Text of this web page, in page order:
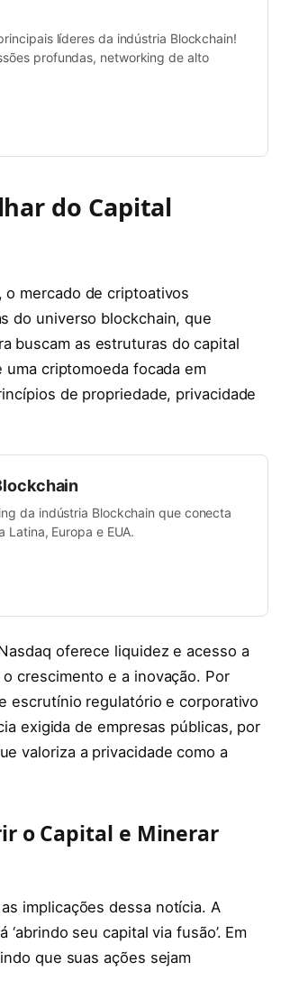
líderes da indústria Blockchain!
profundas, networking de alto
do Capital
o mercado de criptoativos
do universo blockchain, que
buscam as estruturas do capital
criptomoeda focada em
de propriedade, privacidade
da indústria Blockchain que conecta
Latina, Europa e EUA.
oferece liquidez e acesso a
crescimento e a inovação. Por
escrutínio regulatório e corporativo
exigida de empresas públicas, por
valoriza a privacidade como a
o Capital e Minerar
implicações dessa notícia. A
seu capital via fusão’. Em
que suas ações sejam